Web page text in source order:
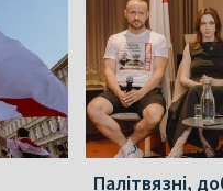
Палітвязні,